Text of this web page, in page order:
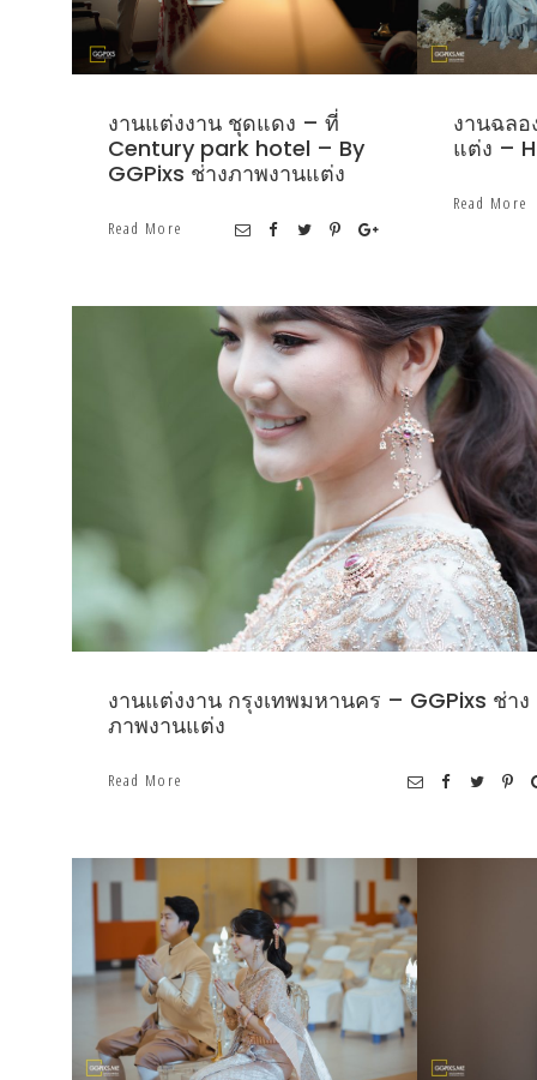
งานแต่งงาน ชุดแดง – ที่
Century park hotel – By
GGPixs ช่างภาพงานแต่ง
Read More
งานฉลอ
แต่ง –
Read More
งานแต่งงาน กรุงเทพมหานคร – GGPixs ช่าง
ภาพงานแต่ง
Read More